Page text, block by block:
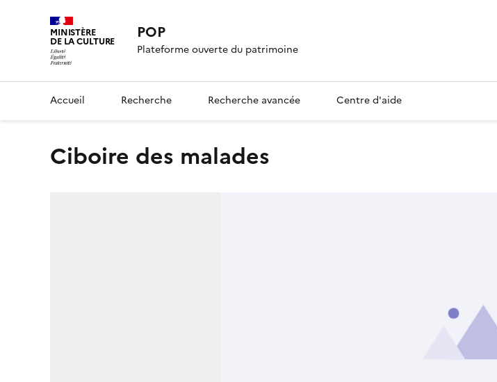
MINISTÈRE
DE LA CULTURE POP
Plateforme ouverte du patrimoine
Accueil Recherche Recherche avancée Centre d'aide
ciboire des malades